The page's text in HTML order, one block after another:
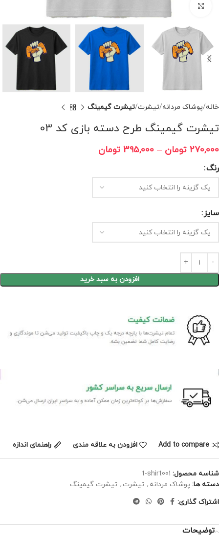
خانه پوشاک مردانه تیشرت تیشرت گیمینگ
تیشرت گیمینگ طرح دسته بازی کد 03
270,000 تومان –
395,000 تومان
رنگ
سایز
افزودن به سبد خرید
Add to compare افزودن به علاقه مندی راهنمای اندازه
شناسه محصول: t-shirt001
دسته ها: پوشاک مردانه , تیشرت , تیشرت گیمینگ
اشتراک گذاری:
توضیحات